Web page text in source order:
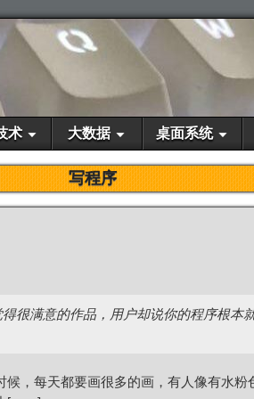
术 大数据 桌面系统
写程序
很满意的作品，用户却说你的程序根本
，每天都要画很多的画，有人像有水